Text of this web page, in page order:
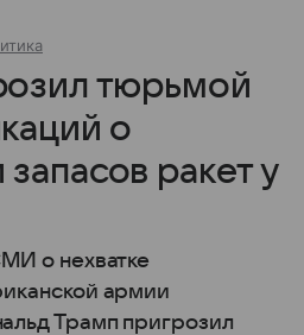
тюрьмой
о
ракет у
о нехватке
армии
Трамп пригрозил